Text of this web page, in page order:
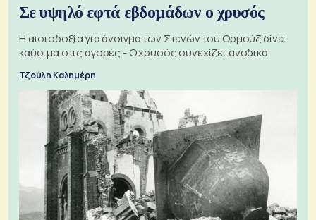
Σε υψηλό εφτά εβδομάδων ο χρυσός
Η αισιοδοξία για άνοιγμα των Στενών του Ορμούζ δίνει
καύσιμα στις αγορές - Ο χρυσός συνεχίζει ανοδικά
Τζούλη Καλημέρη